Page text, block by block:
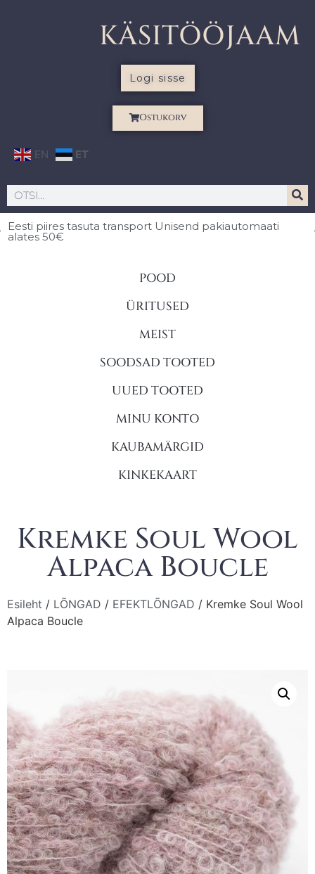
KÄSITÖÖJAAM
Logi sisse
Ostukorv
EN ET
Eesti piires tasuta transport Unisend pakiautomaati
alates 50€
POOD
ÜRITUSED
MEIST
SOODSAD TOOTED
UUED TOOTED
MINU KONTO
KAUBAMÄRGID
KINKEKAART
Kremke Soul Wool
Alpaca Boucle
Esileht / LÕNGAD / EFEKTLÕNGAD / Kremke Soul Wool
Alpaca Boucle